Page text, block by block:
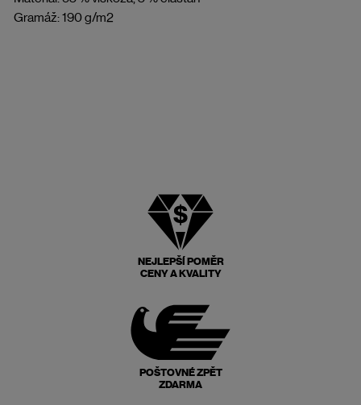
Gramáž: 190 g/m2
NEJLEPŠÍ POMĚR
CENY A KVALITY
POŠTOVNÉ ZPĚT
ZDARMA